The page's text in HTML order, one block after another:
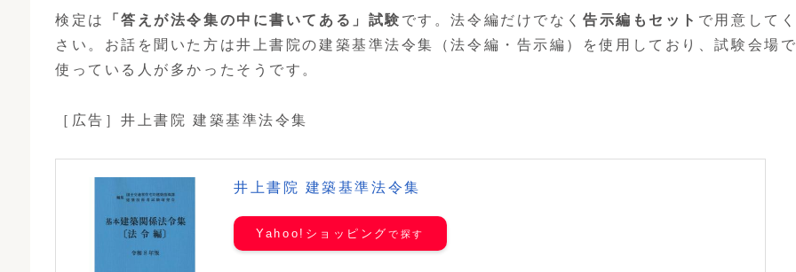
検定は 「答えが法令集の中に書いてある」試験 です。法令編だけでなく 告示編もセット で用意して
さい。お話を聞いた方は井上書院の建築基準法令集（法令編・告示編）を使用しており、試験会場で
使っている人が多かったそうです。
［広告］井上書院 建築基準法令集
井上書院 建築基準法令集
Yahoo!ショッピング